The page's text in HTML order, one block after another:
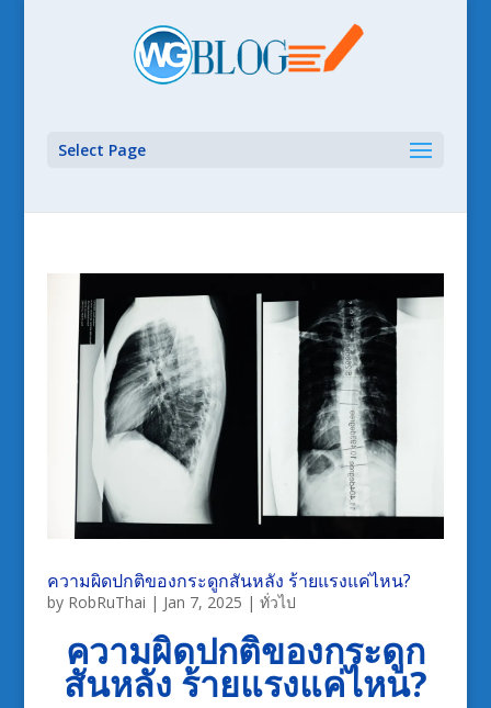
Select Page
ความผิดปกติของกระดูกสันหลัง ร้ายแรงแค่ไหน?
by RobRuThai | Jan 7, 2025 | ทั่วไป
ความผิดปกติของกระดูก
สันหลัง ร้ายแรงแค่ไหน?